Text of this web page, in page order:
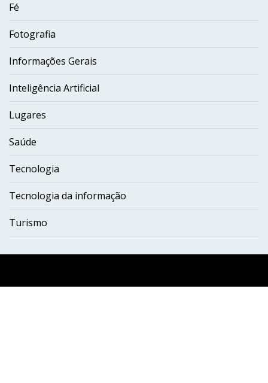
Fé
Fotografia
Informações Gerais
Inteligência Artificial
Lugares
Saúde
Tecnologia
Tecnologia da informação
Turismo